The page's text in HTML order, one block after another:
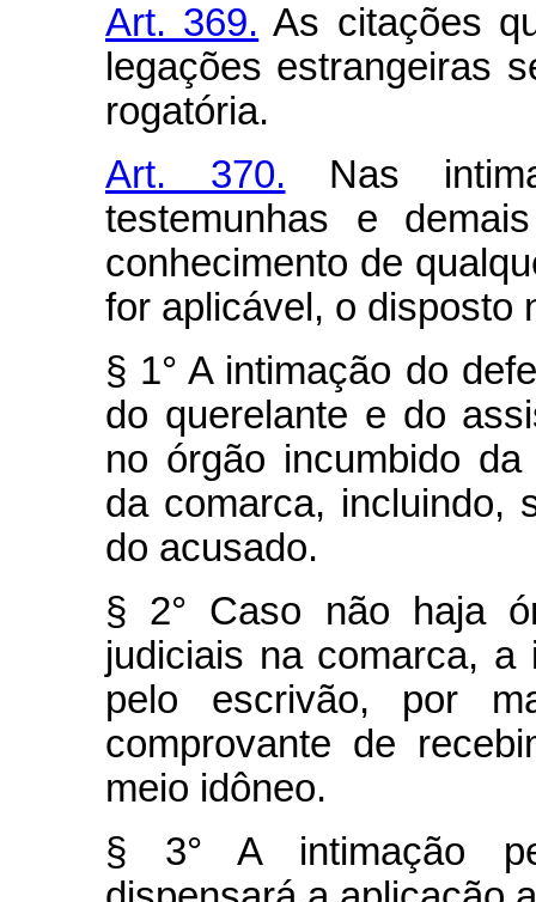
Art. 369. As citações
legações estrangeiras
rogatória.
Art. 370. Nas
testemunhas e
conhecimento de
for aplicável, o disposto
§ 1° A intimação do
do querelante e do
no órgão incumbido
da comarca, incluindo,
do acusado.
§ 2° Caso não haja
judiciais na comarca, a
pelo escrivão, por
comprovante de
meio idôneo.
§ 3° A intimação